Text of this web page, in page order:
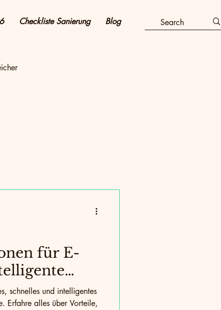
Checkliste Sanierung Blog
Heizung & Energieeffizienz
CO₂-Reduktion
für E-
Zuhause
schnelles und intelligentes
Erfahre alles über Vorteile,